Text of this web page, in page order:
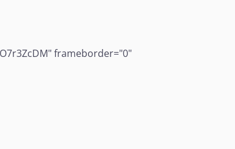
frameborder="0"